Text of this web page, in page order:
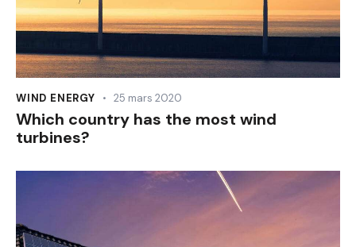
WIND ENERGY 25 mars 2020
Which country has the most wind
turbines?